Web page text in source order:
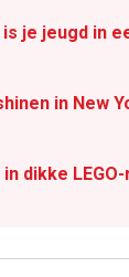
is je jeugd in
in New
dikke